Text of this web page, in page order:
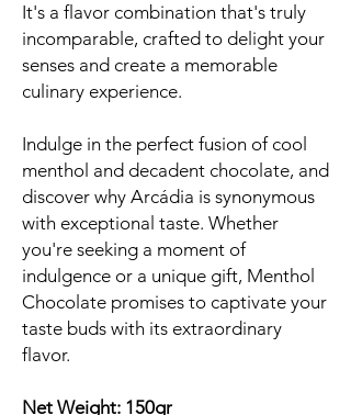
It's a flavor combination that's truly
incomparable, crafted to delight your
senses and create a memorable
culinary experience.
Indulge in the perfect fusion of cool
menthol and decadent chocolate, and
discover why Arcádia is synonymous
with exceptional taste. Whether
you're seeking a moment of
indulgence or a unique gift, Menthol
Chocolate promises to captivate your
taste buds with its extraordinary
flavor.
Net Weight: 150gr